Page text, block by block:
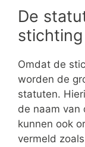
De
stichting
Omdat de
worden de
statuten.
de naam van
kunnen ook
vermeld